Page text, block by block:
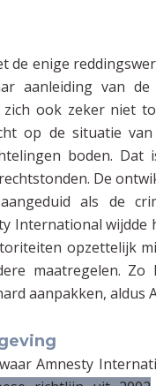
de enige
aanleiding van
ook zeker niet
op de situatie
boden.
De
als de
International wijdde
opzettelijk
maatregelen.
aanpakken, aldus
Amnesty